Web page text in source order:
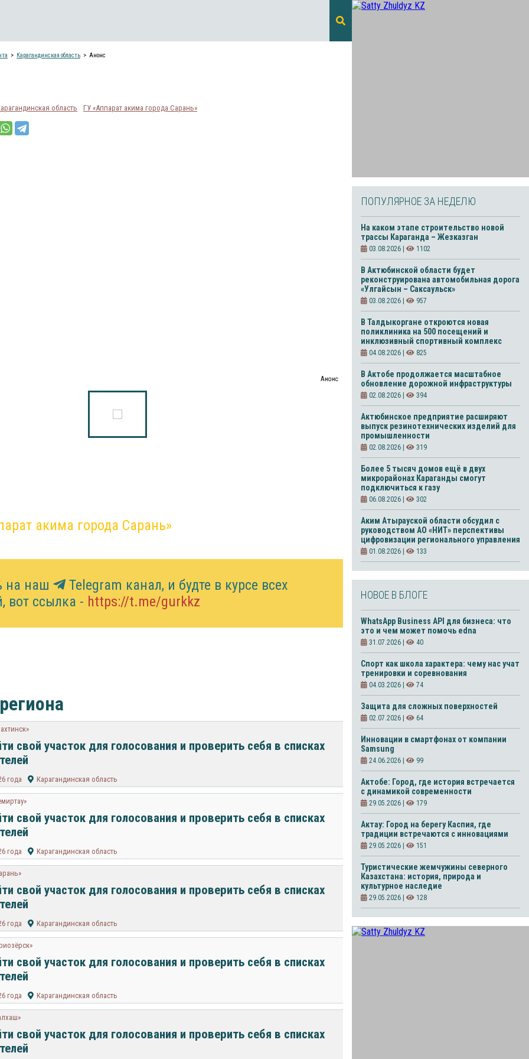
Карагандинская область Анонс
область ГУ «Аппарат акима города Сарань»
Анонс
акима города Сарань»
на наш
Telegram канал, и будте в курсе всех
вот ссылка - https://t.me/gurkkz
свой участок для голосования и проверить себя в списках
года Карагандинская область
свой участок для голосования и проверить себя в списках
года Карагандинская область
свой участок для голосования и проверить себя в списках
года Карагандинская область
свой участок для голосования и проверить себя в списках
года Карагандинская область
свой участок для голосования и проверить себя в списках
ПОПУЛЯРНОЕ ЗА НЕДЕЛЮ
На каком этапе строительство новой
трассы Караганда – Жезказган
03.08.2026 | 1102
В Актюбинской области будет
реконструирована автомобильная дорога
«Улгайсын – Саксаульск»
03.08.2026 | 957
В Талдыкоргане откроются новая
поликлиника на 500 посещений и
инклюзивный спортивный комплекс
04.08.2026 | 825
В Актобе продолжается масштабное
обновление дорожной инфраструктуры
02.08.2026 | 394
Актюбинское предприятие расширяют
выпуск резинотехнических изделий для
промышленности
02.08.2026 | 319
Более 5 тысяч домов ещё в двух
микрорайонах Караганды смогут
подключиться к газу
06.08.2026 | 302
Аким Атырауской области обсудил с
руководством АО «НИТ» перспективы
цифровизации регионального управления
01.08.2026 | 133
НОВОЕ В БЛОГЕ
WhatsApp Business API для бизнеса: что
это и чем может помочь edna
31.07.2026 | 40
Спорт как школа характера: чему нас учат
тренировки и соревнования
04.03.2026 | 74
Защита для сложных поверхностей
02.07.2026 | 64
Инновации в смартфонах от компании
Samsung
24.06.2026 | 99
Актобе: Город, где история встречается
с динамикой современности
29.05.2026 | 179
Актау: Город на берегу Каспия, где
традиции встречаются с инновациями
29.05.2026 | 151
Туристические жемчужины северного
Казахстана: история, природа и
культурное наследие
29.05.2026 | 128